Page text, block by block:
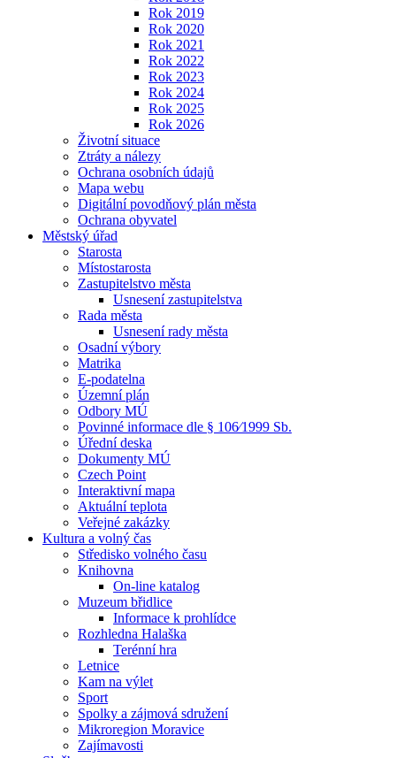
Rok 2019
Rok 2020
Rok 2021
Rok 2022
Rok 2023
Rok 2024
Rok 2025
Rok 2026
Životní situace
Ztráty a nálezy
Ochrana osobních údajů
Mapa webu
Digitální povodňový plán města
Ochrana obyvatel
Městský úřad
Starosta
Místostarosta
Zastupitelstvo města
Usnesení zastupitelstva
Rada města
Usnesení rady města
Osadní výbory
Matrika
E-podatelna
Územní plán
Odbory MÚ
Povinné informace dle § 106⁄1999 Sb.
Úřední deska
Dokumenty MÚ
Czech Point
Interaktivní mapa
Aktuální teplota
Veřejné zakázky
Kultura a volný čas
Středisko volného času
Knihovna
On-line katalog
Muzeum břidlice
Informace k prohlídce
Rozhledna Halaška
Terénní hra
Letnice
Kam na výlet
Sport
Spolky a zájmová sdružení
Mikroregion Moravice
Zajímavosti